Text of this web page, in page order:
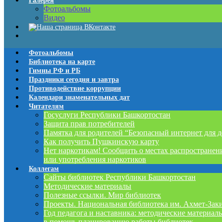
Фотоальбомы
Видео
Фотоальбомы
Библиотека на карте
Гимны РФ и РБ
Праздники сегодня и завтра
Противодействие коррупции
Календари знаменательных дат
Читателям
Госуслуги Республики Башкортостан
Защита прав потребителей
Памятка для родителей “Безопасный интернет для
Как получить Пушкинскую карту
Нет наркотикам! Сообщить о местах
или употребления наркотиков
Коллегам
Сайты библиотек Республики Башкортостан
Методические материалы
Полезные ссылки. Мир библиотек
Проекты. Национальная библиотека им. Ахмет-
Год педагога и наставника: методические